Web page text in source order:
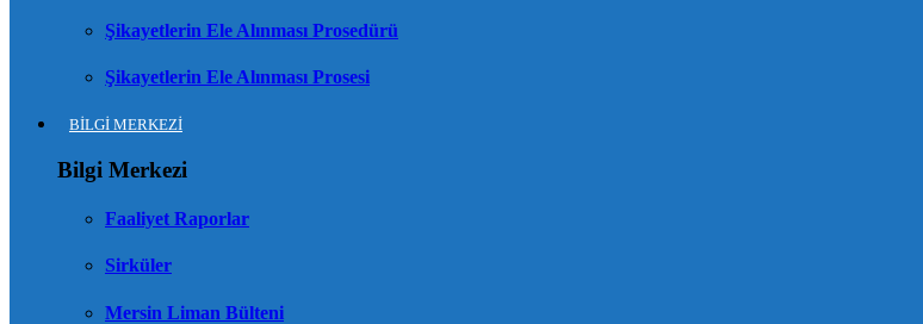
Şikayetlerin Ele Alınması Prosedürü
Şikayetlerin Ele Alınması Prosesi
BİLGİ MERKEZİ
Bilgi Merkezi
Faaliyet Raporlar
Sirküler
Mersin Liman Bülteni